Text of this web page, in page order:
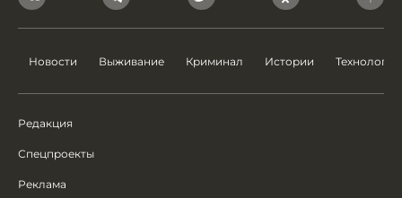
Новости Выживание Криминал Истории Технологии
Редакция
Спецпроекты
Реклама